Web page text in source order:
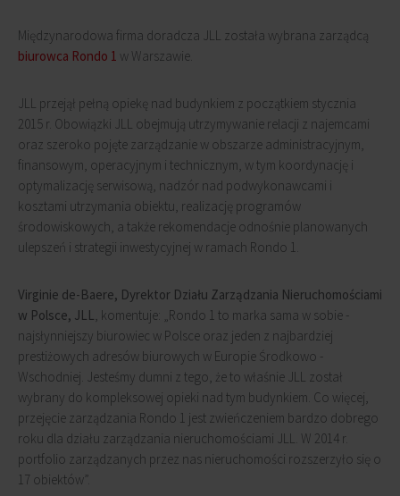
Międzynarodowa firma doradcza JLL została wybrana zarządcą
biurowca Rondo 1 w Warszawie.
JLL przejął pełną opiekę nad budynkiem z początkiem stycznia
2015 r. Obowiązki JLL obejmują utrzymywanie relacji z najemcami
oraz szeroko pojęte zarządzanie w obszarze administracyjnym,
finansowym, operacyjnym i technicznym, w tym koordynację i
optymalizację serwisową, nadzór nad podwykonawcami i
kosztami utrzymania obiektu, realizację programów
środowiskowych, a także rekomendacje odnośnie planowanych
ulepszeń i strategii inwestycyjnej w ramach Rondo 1.
Virginie de-Baere, Dyrektor Działu Zarządzania Nieruchomościami
w Polsce, JLL, komentuje: „Rondo 1 to marka sama w sobie -
najsłynniejszy biurowiec w Polsce oraz jeden z najbardziej
prestiżowych adresów biurowych w Europie Środkowo -
Wschodniej. Jesteśmy dumni z tego, że to właśnie JLL został
wybrany do kompleksowej opieki nad tym budynkiem. Co więcej,
przejęcie zarządzania Rondo 1 jest zwieńczeniem bardzo dobrego
roku dla działu zarządzania nieruchomościami JLL. W 2014 r.
portfolio zarządzanych przez nas nieruchomości rozszerzyło się o
17 obiektów”.